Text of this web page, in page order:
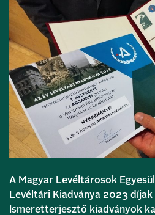
A Magyar Levéltárosok
Levéltári Kiadványa 2023 díjak
Ismeretterjesztő kiadványok